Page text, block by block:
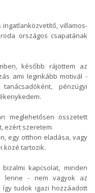
villamos-
országos csapatának
később rájöttem az
ami leginkább motivál -
pénzügyi
meglehetősen összetett
ezért szeretem.
egy otthon eladása, vagy
közé tartozik.
kapcsolat, minden
lenne - nem vagyok az
tudok igazi hozzáadott